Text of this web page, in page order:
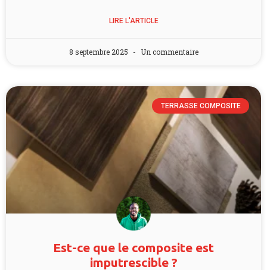
LIRE L'ARTICLE
8 septembre 2025 Un commentaire
TERRASSE COMPOSITE
Est-ce que le composite est
imputrescible ?